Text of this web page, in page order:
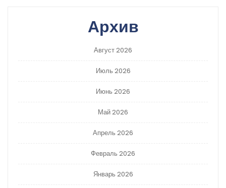
Архив
Август 2026
Июль 2026
Июнь 2026
Май 2026
Апрель 2026
Февраль 2026
Январь 2026